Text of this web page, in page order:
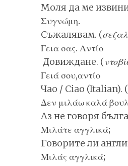
Моля да ме
Συγνώμη.
Съжалявам. (
Γεια σας. Αντίο
Довиждане. (
Γειά σου,αντίο
Чао / Ciao (Italian). (
Δεν μιλάω καλά
Аз не говоря
Μιλάτε αγγλικά;
Говорите ли
Μιλάς αγγλικά;